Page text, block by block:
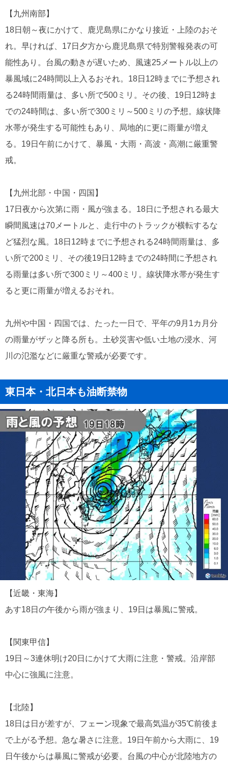
【九州南部】
18日朝～夜にかけて、鹿児島県にかなり接近・上陸のおそ
れ。早ければ、17日夕方から鹿児島県で特別警報発表の可
能性あり。台風の動きが遅いため、風速25メートル以上の
暴風域に24時間以上入るおそれ。18日12時までに予想され
る24時間雨量は、多い所で500ミリ。その後、19日12時ま
での24時間は、多い所で300ミリ～500ミリの予想。線状降
水帯が発生する可能性もあり、局地的に更に雨量が増え
る。19日午前にかけて、暴風・大雨・高波・高潮に厳重警
戒。
【九州北部・中国・四国】
17日夜から次第に雨・風が強まる。18日に予想される最大
瞬間風速は70メートルと、走行中のトラックが横転するな
ど猛烈な風。18日12時までに予想される24時間雨量は、多
い所で200ミリ、その後19日12時までの24時間に予想され
る雨量は多い所で300ミリ～400ミリ。線状降水帯が発生す
ると更に雨量が増えるおそれ。
九州や中国・四国では、たった一日で、平年の9月1カ月分
の雨量がザッと降る所も。土砂災害や低い土地の浸水、河
川の氾濫などに厳重な警戒が必要です。
東日本・北日本も油断禁物
【近畿・東海】
あす18日の午後から雨が強まり、19日は暴風に警戒。
【関東甲信】
19日～3連休明け20日にかけて大雨に注意・警戒。沿岸部
中心に強風に注意。
【北陸】
18日は日が差すが、フェーン現象で最高気温が35℃前後ま
で上がる予想。急な暑さに注意。19日午前から大雨に、19
日午後からは暴風に警戒が必要。台風の中心が北陸地方の